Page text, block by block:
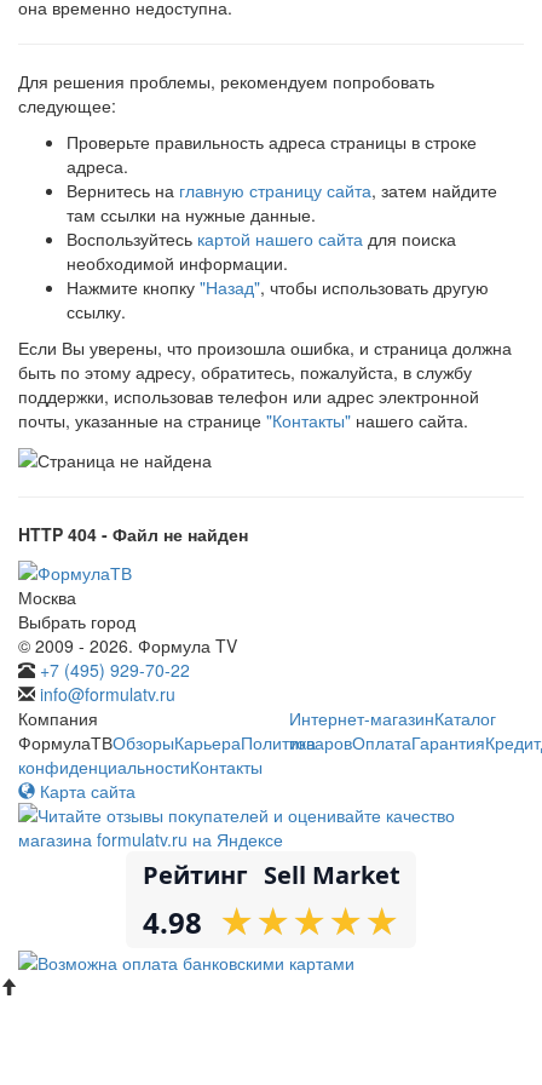
она временно недоступна.
Для решения проблемы, рекомендуем попробовать
следующее:
Проверьте правильность адреса страницы в строке
адреса.
Вернитесь на главную страницу сайта, затем найдите
там ссылки на нужные данные.
Воспользуйтесь картой нашего сайта для поиска
необходимой информации.
Нажмите кнопку "Назад", чтобы использовать другую
ссылку.
Если Вы уверены, что произошла ошибка, и страница должна
быть по этому адресу, обратитесь, пожалуйста, в службу
поддержки, использовав телефон или адрес электронной
почты, указанные на странице "Контакты" нашего сайта.
HTTP 404 - Файл не найден
Москва
Выбрать город
© 2009 - 2026. Формула TV
+7 (495) 929-70-22
info@formulatv.ru
Компания
ФормулаТВОбзорыКарьераПолитика
конфиденциальностиКонтакты
Интернет-магазинКаталог
товаровОплатаГарантияКредит
Карта сайта
Рейтинг Sell Market
4.98 ★
★★
★★
★★
★★
★